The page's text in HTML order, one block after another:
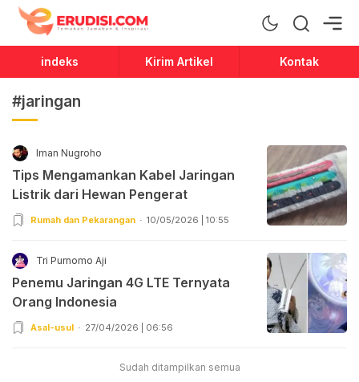
Erudisi
Temukan Jawaban dan Inspirasi
indeks Kirim Artikel Kontak
#jaringan
Iman Nugroho
Tips Mengamankan Kabel Jaringan
Listrik dari Hewan Pengerat
Rumah dan Pekarangan 10/05/2026 | 10:55
Tri Purnomo Aji
Penemu Jaringan 4G LTE Ternyata
Orang Indonesia
Asal-usul 27/04/2026 | 06:56
Sudah ditampilkan semua